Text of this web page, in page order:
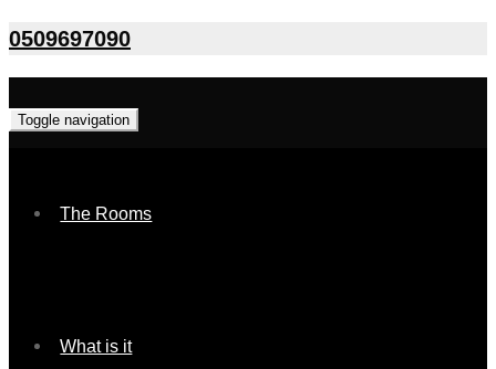
0509697090
Toggle navigation
The Rooms
What is it